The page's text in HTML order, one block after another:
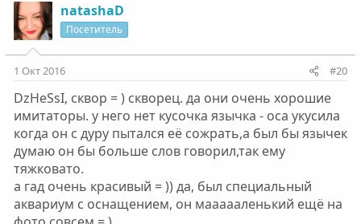
natashaD
Посетитель
1 Окт 2016 #20
DzHeSsI, сквор = ) скворец. да они очень хорошие
имитаторы. у него нет кусочка язычка - оса укусила
когда он с дуру пытался её сожрать,а был бы язычек
думаю он бы больше слов говорил,так ему
тяжковато.
а гад очень красивый = )) да, был специальный
аквариум с оснащением, он маааааленький ещё на